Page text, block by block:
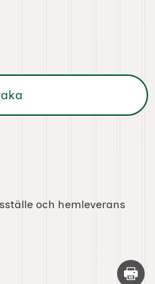
- kökshandduk -
och hemleverans
Skriv